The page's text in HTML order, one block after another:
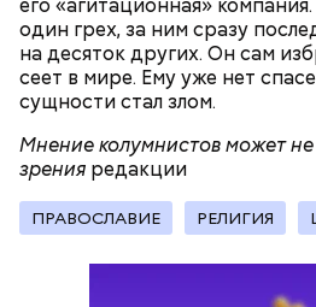
его «агитационная»
один грех, за ним сразу
на десяток других. Он сам
сеет в мире. Ему уже нет
сущности стал злом.
Мнение колумнистов может не
зрения редакции
ПРАВОСЛАВИЕ РЕЛИГИЯ
— Кабачки, порезанные
обжарить на сковороде. К ним
петрушки, чеснок, соль и
Получается очень вкусно, —
Копылов.
с сахарным диабетом;
лишним весом.